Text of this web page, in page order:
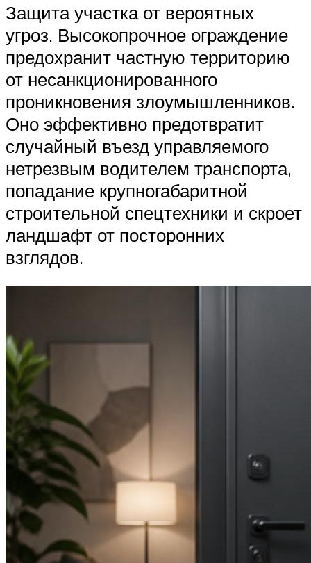
Защита участка от вероятных
угроз. Высокопрочное ограждение
предохранит частную территорию
от несанкционированного
проникновения злоумышленников.
Оно эффективно предотвратит
случайный въезд управляемого
нетрезвым водителем транспорта,
попадание крупногабаритной
строительной спецтехники и скроет
ландшафт от посторонних
взглядов.